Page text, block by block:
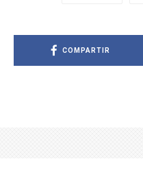
COMPARTIR